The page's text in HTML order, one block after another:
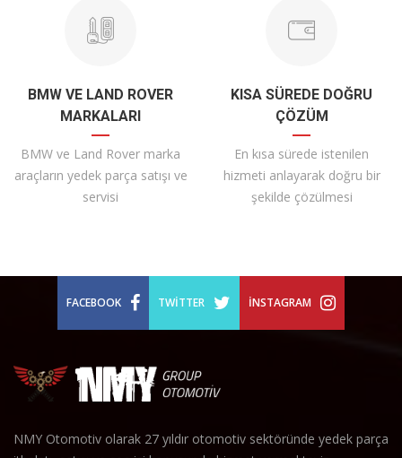
BMW VE LAND ROVER
MARKALARI
BMW ve Land Rover marka
araçların yedek parça satışı ve
servisi
KISA SÜREDE DOĞRU
ÇÖZÜM
En kısa sürede istenilen
hizmeti anlayarak doğru bir
şekilde çözülmesi
FACEBOOK TWITTER İNSTAGRAM
NMY Otomotiv olarak 27 yıldır otomotiv sektöründe yedek parça